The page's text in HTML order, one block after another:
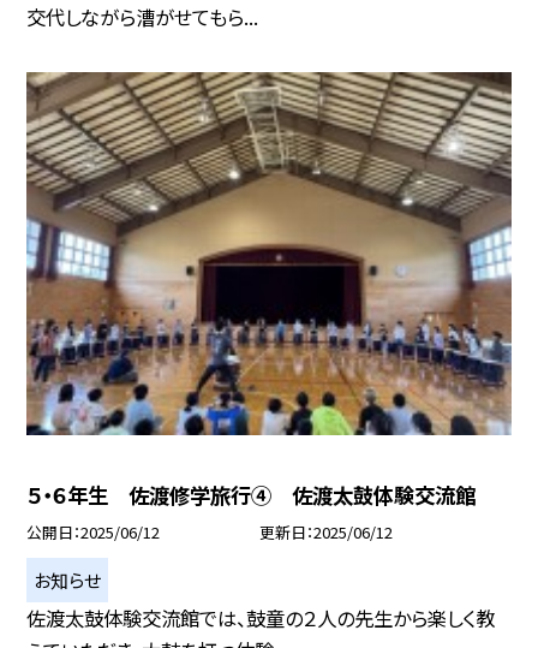
交代しながら漕がせてもら...
５・６年生 佐渡修学旅行④ 佐渡太鼓体験交流館
公開日 2025/06/12 更新日 2025/06/12
お知らせ
佐渡太鼓体験交流館では、鼓童の２人の先生から楽しく教